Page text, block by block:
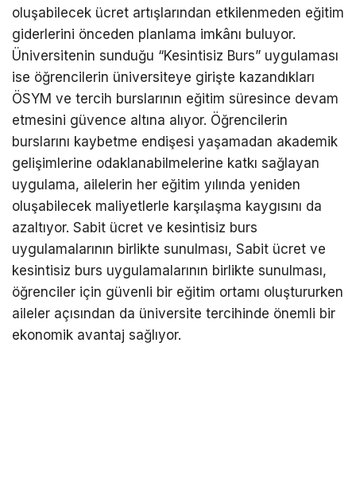
oluşabilecek ücret artışlarından etkilenmeden eğitim
giderlerini önceden planlama imkânı buluyor.
Üniversitenin sunduğu “Kesintisiz Burs” uygulaması
ise öğrencilerin üniversiteye girişte kazandıkları
ÖSYM ve tercih burslarının eğitim süresince devam
etmesini güvence altına alıyor. Öğrencilerin
burslarını kaybetme endişesi yaşamadan akademik
gelişimlerine odaklanabilmelerine katkı sağlayan
uygulama, ailelerin her eğitim yılında yeniden
oluşabilecek maliyetlerle karşılaşma kaygısını da
azaltıyor. Sabit ücret ve kesintisiz burs
uygulamalarının birlikte sunulması, Sabit ücret ve
kesintisiz burs uygulamalarının birlikte sunulması,
öğrenciler için güvenli bir eğitim ortamı oluştururken
aileler açısından da üniversite tercihinde önemli bir
ekonomik avantaj sağlıyor.